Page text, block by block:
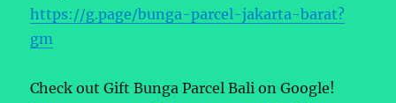
https://g.page/bunga-parcel-jakarta-barat?
gm
Check out Gift Bunga Parcel Bali on Google!